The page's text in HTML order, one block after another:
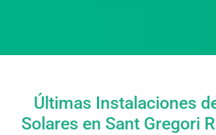
Últimas Instalaciones
Solares en Sant Gregori